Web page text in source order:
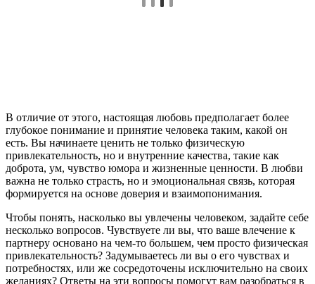
В отличие от этого, настоящая любовь предполагает более
глубокое понимание и принятие человека таким, какой он
есть. Вы начинаете ценить не только физическую
привлекательность, но и внутренние качества, такие как
доброта, ум, чувство юмора и жизненные ценности. В любви
важна не только страсть, но и эмоциональная связь, которая
формируется на основе доверия и взаимопонимания.
Чтобы понять, насколько вы увлечены человеком, задайте себе
несколько вопросов. Чувствуете ли вы, что ваше влечение к
партнеру основано на чем-то большем, чем просто физическая
привлекательность? Задумываетесь ли вы о его чувствах и
потребностях, или же сосредоточены исключительно на своих
желаниях? Ответы на эти вопросы помогут вам разобраться в